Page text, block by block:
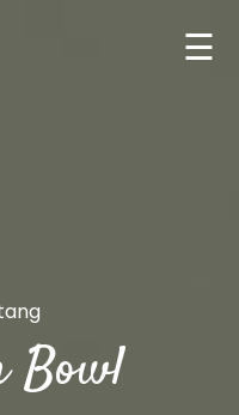
☰
Bowl